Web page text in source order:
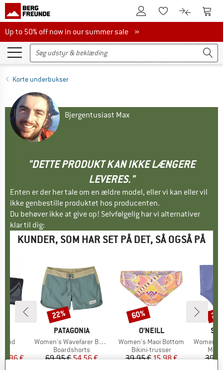
Til kundekontoenTil huskesedlen.
Til Til
Up to 50% off now in our summer sale
Up to 50% off now in our summer sale »
Korte underbukser
Bjergentusiast Max
"DETTE PRODUKT KAN IKKE LÆNGERE
LEVERES."
Enten er der her tale om en ældre model, eller vi kan eller vil
ikke genbestille produktet hos producenten.
Du behøver ikke at give op! Selvfølgelig har vi alternativer
klar til dig:
KUNDER, SOM HAR SET PÅ DET, SÅ OGSÅ PÅ
pris
€
MÆRKE
PATAGONIA
Artikel
Women's Wavefarer Boardshorts
Produktgruppe
Boardshorts
Pris
69,95 €Nedsat pris
54,56 €
Rabat
22%
MÆRKE
O'NEILL
Artikel
Women's Maoi Bottom
Produktgruppe
Bikini-trusser
Pris
39,95 €Nedsat pris
15,98 €
Rabat
60%
Artikel
Women's